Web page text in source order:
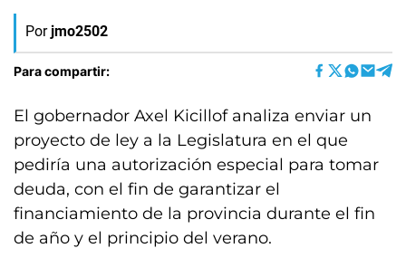
Por jmo2502
Para compartir:
El gobernador Axel Kicillof analiza enviar un
proyecto de ley a la Legislatura en el que
pediría una autorización especial para tomar
deuda, con el fin de garantizar el
financiamiento de la provincia durante el fin
de año y el principio del verano.